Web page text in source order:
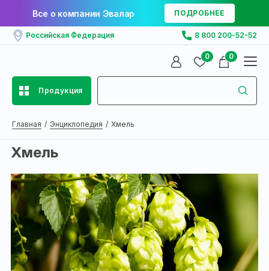
Все о компании Эвалар ПОДРОБНЕЕ
Российская Федерация 8 800 200-52-52
0 0
Продукция
Главная Энциклопедия Хмель
Хмель